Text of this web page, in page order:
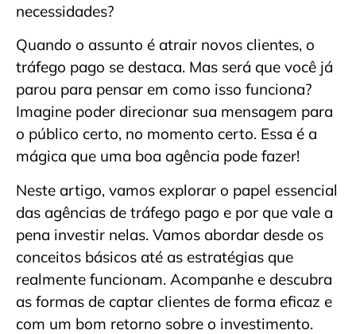
necessidades?
Quando o assunto é atrair novos clientes, o
tráfego pago se destaca. Mas será que você já
parou para pensar em como isso funciona?
Imagine poder direcionar sua mensagem para
o público certo, no momento certo. Essa é a
mágica que uma boa agência pode fazer!
Neste artigo, vamos explorar o papel essencial
das agências de tráfego pago e por que vale a
pena investir nelas. Vamos abordar desde os
conceitos básicos até as estratégias que
realmente funcionam. Acompanhe e descubra
as formas de captar clientes de forma eficaz e
com um bom retorno sobre o investimento.